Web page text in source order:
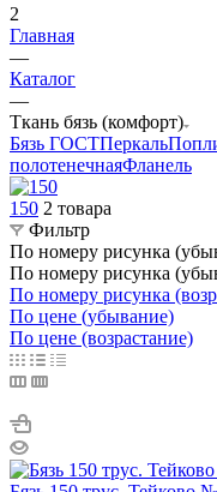
2
Главная
—
Каталог
—
Ткань бязь (комфорт)
Бязь ГОСТПеркаль
полотенечнаяФланель
150 2 товара
Фильтр
По номеру рисунка
По номеру рисунка
По номеру рисунка
По цене (убывание)
По цене (возрастание)